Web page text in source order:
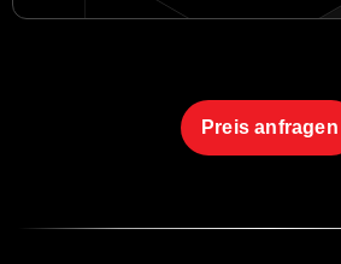
Preis anfragen